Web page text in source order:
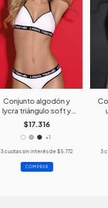
Conjunto algodón y
lycra triángulo soft y
cola less
$17.316
+1
3 cuotas sin interés de $5.772
COMPRAR
3